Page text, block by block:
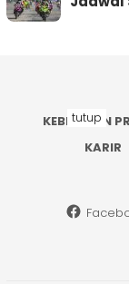
KEBIJAKAN
KARIR
tutup